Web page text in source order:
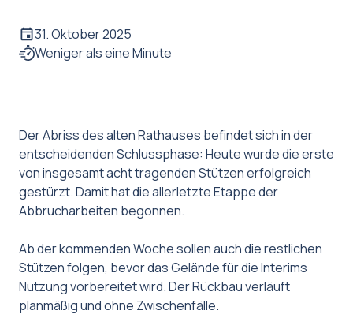
31. Oktober 2025
Weniger als eine Minute
Der Abriss des alten Rathauses befindet sich in der
entscheidenden Schlussphase: Heute wurde die erste
von insgesamt acht tragenden Stützen erfolgreich
gestürzt. Damit hat die allerletzte Etappe der
Abbrucharbeiten begonnen.
Ab der kommenden Woche sollen auch die restlichen
Stützen folgen, bevor das Gelände für die Interims
Nutzung vorbereitet wird. Der Rückbau verläuft
planmäßig und ohne Zwischenfälle.